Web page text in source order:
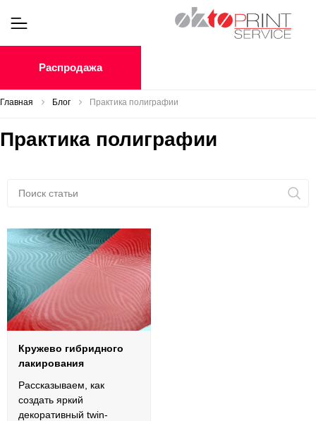
Распродажа
Главная Блог Практика полиграфии
Практика полиграфии
Кружево гибридного
лакирования
Рассказываем, как
создать яркий
декоративный twin-